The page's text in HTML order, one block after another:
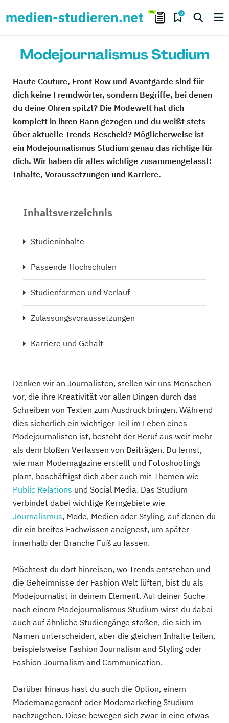
0
Modejournalismus Studium
Haute Couture, Front Row und Avantgarde sind für
dich keine Fremdwörter, sondern Begriffe, bei denen
du deine Ohren spitzt? Die Modewelt hat dich
komplett in ihren Bann gezogen und du weißt stets
über aktuelle Trends Bescheid? Möglicherweise ist
ein Modejournalismus Studium genau das richtige für
dich. Wir haben dir alles wichtige zusammengefasst:
Inhalte, Voraussetzungen und Karriere.
Inhaltsverzeichnis
Studieninhalte
Passende Hochschulen
Studienformen und Verlauf
Zulassungsvoraussetzungen
Karriere und Gehalt
Denken wir an Journalisten, stellen wir uns Menschen
vor, die ihre Kreativität vor allen Dingen durch das
Schreiben von Texten zum Ausdruck bringen. Während
dies sicherlich ein wichtiger Teil im Leben eines
Modejournalisten ist, besteht der Beruf aus weit mehr
als dem bloßen Verfassen von Beiträgen. Du lernst,
wie man Modemagazine erstellt und Fotoshootings
plant, beschäftigst dich aber auch mit Themen wie
Public Relations und Social Media. Das Studium
verbindet dabei wichtige Kerngebiete wie
Journalismus, Mode, Medien oder Styling, auf denen du
dir ein breites Fachwissen aneignest, um später
innerhalb der Branche Fuß zu fassen.
Möchtest du dort hinreisen, wo Trends entstehen und
die Geheimnisse der Fashion Welt lüften, bist du als
Modejournalist in deinem Element. Auf deiner Suche
nach einem Modejournalismus Studium wirst du dabei
auch auf ähnliche Studiengänge stoßen, die sich im
Namen unterscheiden, aber die gleichen Inhalte teilen,
beispielsweise Fashion Journalism and Styling oder
Fashion Journalism and Communication.
Darüber hinaus hast du auch die Option, einem
Modemanagement oder Modemarketing Studium
nachzugehen. Diese bewegen sich zwar in eine etwas